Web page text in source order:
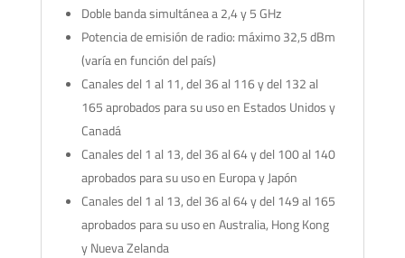
Doble banda simultánea a 2,4 y 5 GHz
Potencia de emisión de radio: máximo 32,5 dBm
(varía en función del país)
Canales del 1 al 11, del 36 al 116 y del 132 al
165 aprobados para su uso en Estados Unidos y
Canadá
Canales del 1 al 13, del 36 al 64 y del 100 al 140
aprobados para su uso en Europa y Japón
Canales del 1 al 13, del 36 al 64 y del 149 al 165
aprobados para su uso en Australia, Hong Kong
y Nueva Zelanda